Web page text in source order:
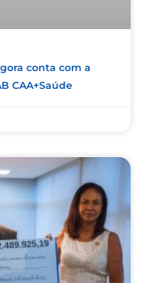
conta com a
CAA+Saúde